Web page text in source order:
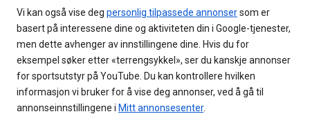
Vi kan også vise deg personlig tilpassede annonsersom er
basert på interessene dine og aktiviteten din i Google-tjenester,
men dette avhenger av innstillingene dine. Hvis du for
eksempel søker etter «terrengsykkel», ser du kanskje annonser
for sportsutstyr på YouTube. Du kan kontrollere hvilken
informasjon vi bruker for å vise deg annonser, ved å gå til
annonseinnstillingene i Mitt annonsesenter.